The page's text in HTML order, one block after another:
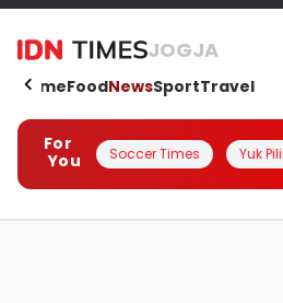
JOGJA
HomeFoodNewsSportTravel
For
You
Soccer Times Yuk